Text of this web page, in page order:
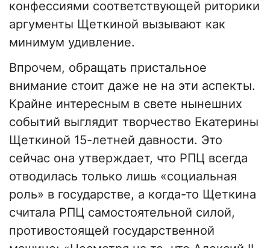
конфессиями соответствующей риторики
аргументы Щеткиной вызывают как
минимум удивление.
Впрочем, обращать пристальное
внимание стоит даже не на эти аспекты.
Крайне интересным в свете нынешних
событий выглядит творчество Екатерины
Щеткиной 15-летней давности. Это
сейчас она утверждает, что РПЦ всегда
отводилась только лишь «социальная
роль» в государстве, а когда-то Щеткина
считала РПЦ самостоятельной силой,
противостоящей государственной